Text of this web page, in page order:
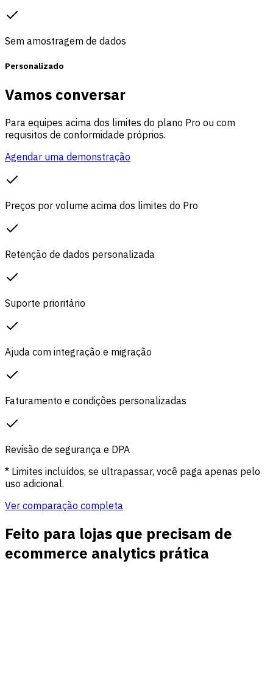
Sem amostragem de dados
Personalizado
Vamos conversar
Para equipes acima dos limites do plano Pro ou com
requisitos de conformidade próprios.
Agendar uma demonstração
Preços por volume acima dos limites do Pro
Retenção de dados personalizada
Suporte prioritário
Ajuda com integração e migração
Faturamento e condições personalizadas
Revisão de segurança e DPA
* Limites incluídos, se ultrapassar, você paga apenas pelo
uso adicional.
Ver comparação completa
Feito para lojas que precisam de
ecommerce analytics prática
Atribuição de receita por canal